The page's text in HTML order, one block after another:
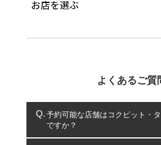
よくあるご質
予約可能な店舗はコクピット・
ですか？